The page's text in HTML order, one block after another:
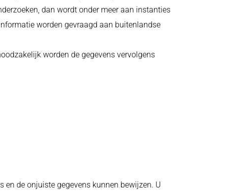
dan wordt onder meer aan instanties
worden gevraagd aan buitenlandse
worden de gegevens vervolgens
en de onjuiste gegevens kunnen bewijzen. U